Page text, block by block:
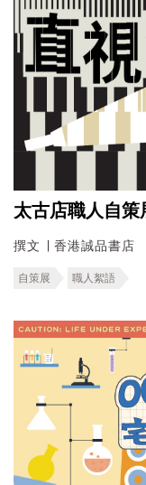
太古店職人自策
撰文 ∣ 香港誠品書店
自策展 職人絮語